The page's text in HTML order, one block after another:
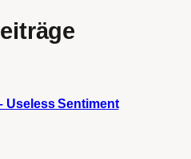
Useless Sentiment